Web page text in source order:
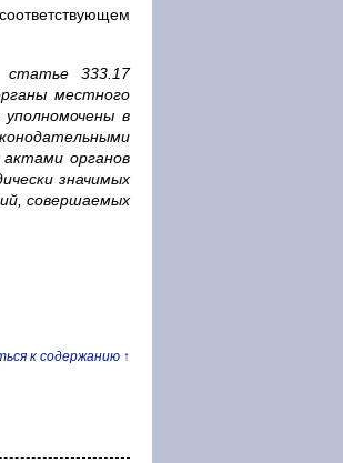
статье 333.17
местного
в
органов
значимых
совершаемых
к содержанию ↑